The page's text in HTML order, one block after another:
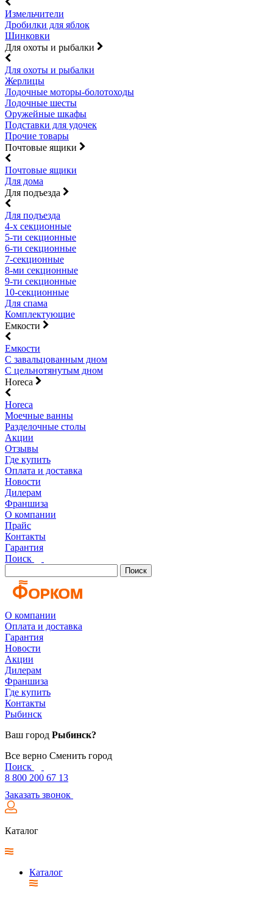
Измельчители
Дробилки для яблок
Шинковки
Для охоты и рыбалки
Для охоты и рыбалки
Жерлицы
Лодочные моторы-болотоходы
Лодочные шесты
Оружейные шкафы
Подставки для удочек
Прочие товары
Почтовые ящики
Почтовые ящики
Для дома
Для подъезда
Для подъезда
4-х секционные
5-ти секционные
6-ти секционные
7-секционные
8-ми секционные
9-ти секционные
10-секционные
Для спама
Комплектующие
Емкости
Емкости
С завальцованным дном
С цельнотянутым дном
Horeca
Horeca
Моечные ванны
Разделочные столы
Акции
Отзывы
Где купить
Оплата и доставка
Новости
Дилерам
Франшиза
О компании
Прайс
Контакты
Гарантия
Поиск
Поиск
О компании
Оплата и доставка
Гарантия
Новости
Акции
Дилерам
Франшиза
Где купить
Контакты
Рыбинск
Ваш город Рыбинск?
Все верно Сменить город
Поиск
8 800 200 67 13
Заказать звонок
Каталог
Каталог